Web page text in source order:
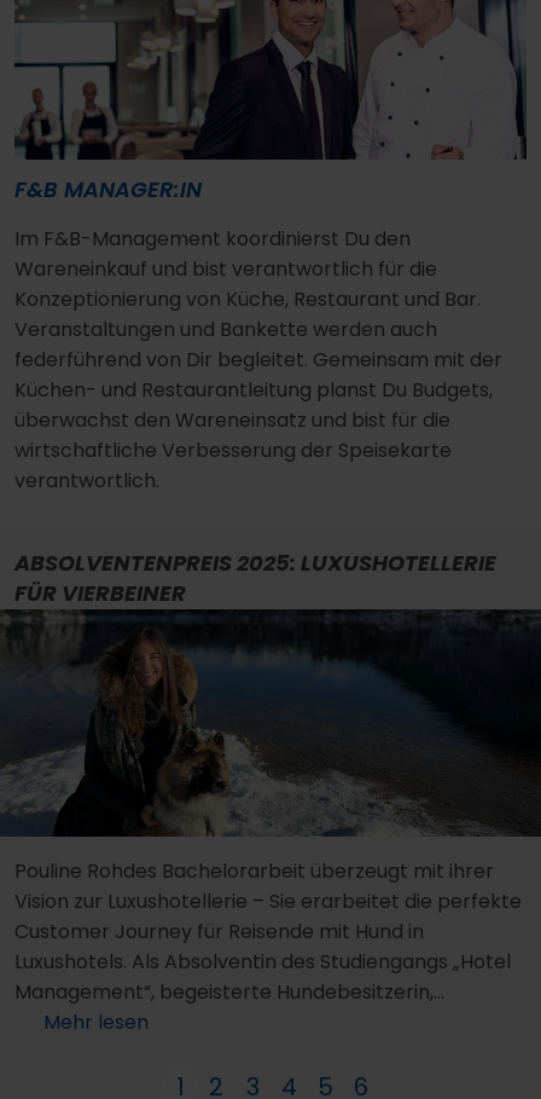
F&B MANAGER:IN
Im F&B-Management koordinierst Du den
Wareneinkauf und bist verantwortlich für die
Konzeptionierung von Küche, Restaurant und Bar.
Veranstaltungen und Bankette werden auch
federführend von Dir begleitet. Gemeinsam mit der
Küchen- und Restaurantleitung planst Du Budgets,
überwachst den Wareneinsatz und bist für die
wirtschaftliche Verbesserung der Speisekarte
verantwortlich.
ABSOLVENTENPREIS 2025: LUXUSHOTELLERIE
FÜR VIERBEINER
Pouline Rohdes Bachelorarbeit überzeugt mit ihrer
Vision zur Luxushotellerie – Sie erarbeitet die perfekte
Customer Journey für Reisende mit Hund in
Luxushotels. Als Absolventin des Studiengangs „Hotel
Management“, begeisterte Hundebesitzerin,
Vielreisende und Mitarbeiterin bei LILA LOVES IT ist sie
Mehr lesen
1 2 3 4 5 6